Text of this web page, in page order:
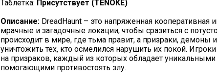
Таблетка: Присутствует (TENOKE)
Описание: DreadHaunt – это напряженная кооперативная
мрачные и загадочные локации, чтобы сразиться с
происходит в мире, где тьма правит, а призраки, демоны
уничтожить тех, кто осмелился нарушить их покой.
на призраков, каждый из которых обладает
помогающими противостоять злу.